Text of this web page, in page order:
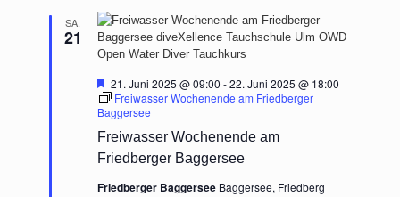
SA.
21
Freiwasser Wochenende am
Friedberger Baggersee
Hervorgehoben
21. Juni 2025 @ 09:00 -22. Juni 2025 @ 18:00
Freiwasser Wochenende am Friedberger
Baggersee
Friedberger Baggersee Baggersee, Friedberg